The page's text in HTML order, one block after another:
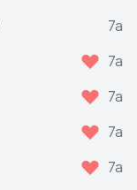
7a
7a
7a
7a
7a